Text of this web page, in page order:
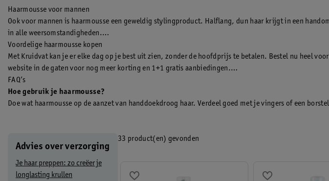
Haarmousse voor mannen
Ook voor mannen is haarmousse een geweldig stylingproduct. Halflang, dun haar krijgt in een
in alle weersomstandigheden.
Voordelige haarmousse kopen
Met Kruidvat kan je er elke dag op je best uit zien, zonder de hoofdprijs te betalen. Bestel nu heel
website in de gaten voor nog meer korting en 1+1 gratis aanbiedingen.
FAQ’s
Hoe gebruik je haarmousse?
Doe wat haarmousse op de aanzet van handdoekdroog haar. Verdeel goed met je vingers of een
Verdeel de mousse met een kam, föhn je haar droog en knijp vervolgens je lokken stuk. Megavolume
De informatie op de website is van algemene aard. De informatie is niet aangepast aan
beschouwd.
Advies over verzorging
Je haar preppen: zo creëer je
longlasting krullen
33 product(en) gevonden